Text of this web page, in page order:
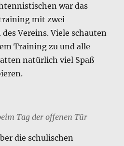
war das
mit zwei
Vereins. Viele schauten
Training zu und alle
natürlich viel Spaß
Tag der offenen Tür
die schulischen